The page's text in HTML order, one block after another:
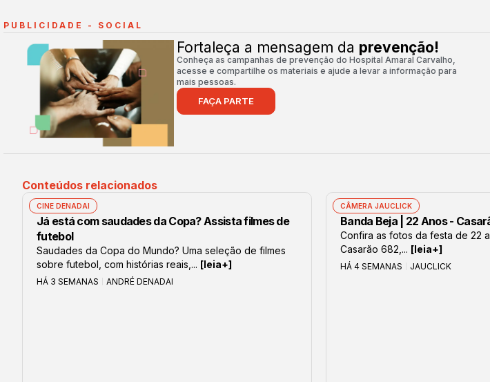
PUBLICIDADE - SOCIAL
Fortaleça a mensagem da prevenção!
Conheça as campanhas de prevenção do Hospital Amaral Carvalho,
acesse e compartilhe os materiais e ajude a levar a informação para
mais pessoas.
FAÇA PARTE
Conteúdos relacionados
CINE DENADAI
Já está com saudades da Copa? Assista filmes de
futebol
Saudades da Copa do Mundo? Uma seleção de filmes
sobre futebol, com histórias reais,... [leia+]
HÁ 3 SEMANAS ANDRÉ DENADAI
CÂMERA JAUCLICK
Banda Beja | 22 Anos -
Confira as fotos da festa de 22
Casarão 682,... [leia+]
HÁ 4 SEMANAS JAUCLICK